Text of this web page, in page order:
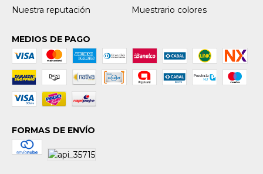
Nuestra reputación Muestrario colores
MEDIOS DE PAGO
FORMAS DE ENVÍO